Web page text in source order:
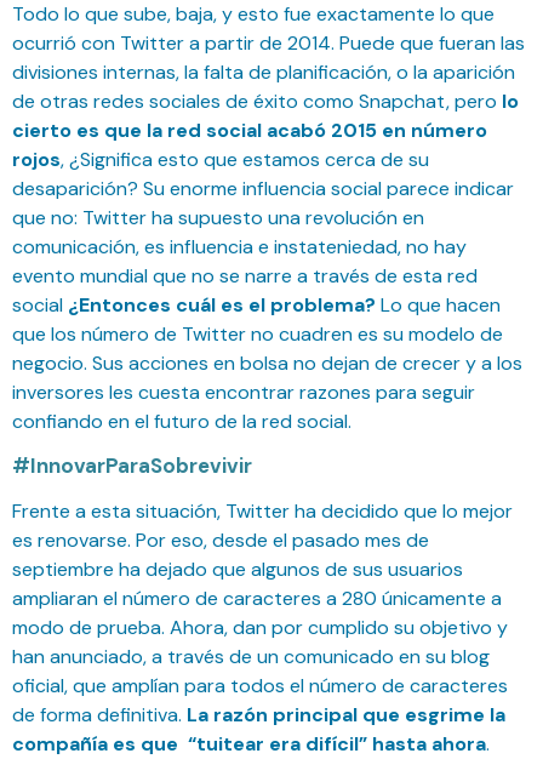
Todo lo que sube, baja, y esto fue exactamente lo que
ocurrió con Twitter a partir de 2014. Puede que fueran las
divisiones internas, la falta de planificación, o la aparición
de otras redes sociales de éxito como Snapchat, pero lo
cierto es que la red social acabó 2015 en número
rojos, ¿Significa esto que estamos cerca de su
desaparición? Su enorme influencia social parece indicar
que no: Twitter ha supuesto una revolución en
comunicación, es influencia e instateniedad, no hay
evento mundial que no se narre a través de esta red
social ¿Entonces cuál es el problema? Lo que hacen
que los número de Twitter no cuadren es su modelo de
negocio. Sus acciones en bolsa no dejan de crecer y a los
inversores les cuesta encontrar razones para seguir
confiando en el futuro de la red social.
#InnovarParaSobrevivir
Frente a esta situación, Twitter ha decidido que lo mejor
es renovarse. Por eso, desde el pasado mes de
septiembre ha dejado que algunos de sus usuarios
ampliaran el número de caracteres a 280 únicamente a
modo de prueba. Ahora, dan por cumplido su objetivo y
han anunciado, a través de un comunicado en su blog
oficial, que amplían para todos el número de caracteres
de forma definitiva. La razón principal que esgrime la
compañía es que “tuitear era difícil” hasta ahora.